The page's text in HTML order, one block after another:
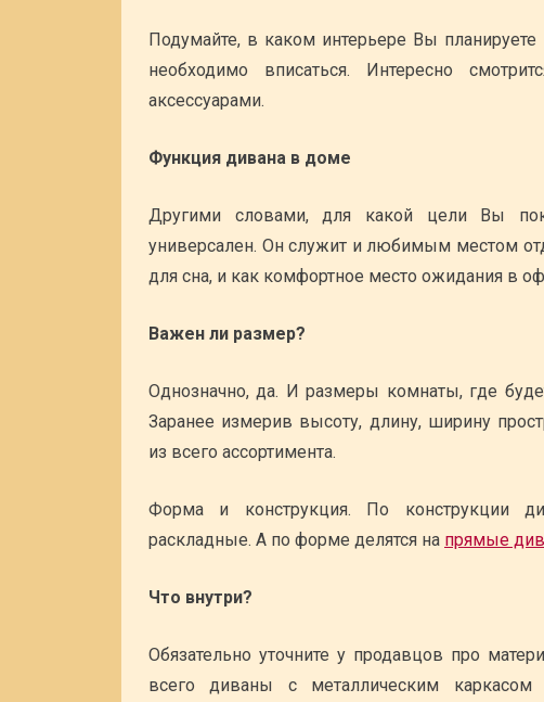
Подумайте, в каком интерьере Вы
необходимо вписаться. Интересно
аксессуарами.
Функция дивана в доме
Другими словами, для какой цели Вы
универсален. Он служит и любимым местом
для сна, и как комфортное место ожидания в
Важен ли размер?
Однозначно, да. И размеры комнаты, где
Заранее измерив высоту, длину, ширину
из всего ассортимента.
Форма и конструкция. По конструкции
раскладные. А по форме делятся на прямые
Что внутри?
Обязательно уточните у продавцов про
всего диваны с металлическим